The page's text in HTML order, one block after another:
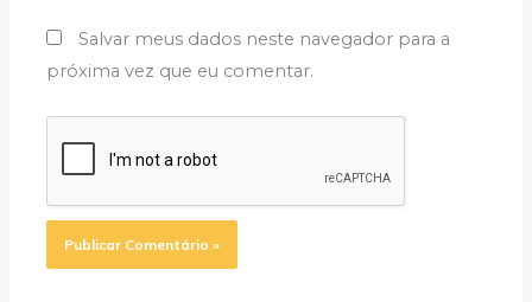
Salvar meus dados neste navegador para a
próxima vez que eu comentar.